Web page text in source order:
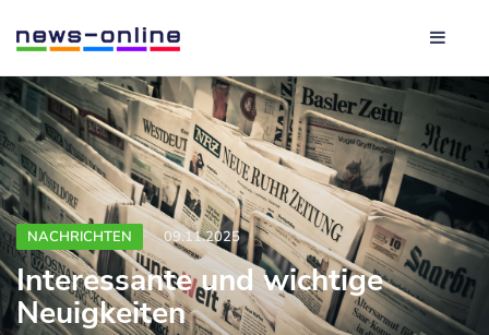
NACHRICHTEN 09.11.2025
Interessante und wichtige
Neuigkeiten